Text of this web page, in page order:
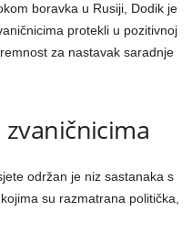
boravka u Rusiji, Dodik je
protekli u pozitivnoj
za nastavak saradnje
održan je niz sastanaka s
su razmatrana politička,